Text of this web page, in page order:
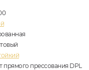
прямого прессования DPL